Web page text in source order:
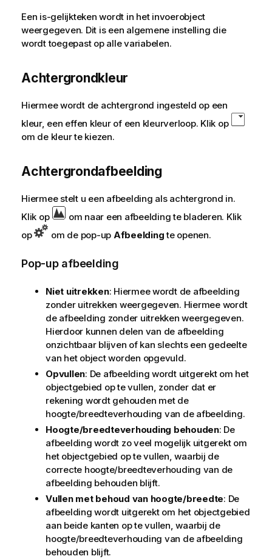
Een is-gelijkteken wordt in het invoerobject
weergegeven. Dit is een algemene instelling die
wordt toegepast op alle variabelen.
Achtergrondkleur
Hiermee wordt de achtergrond ingesteld op een
kleur, een effen kleur of een kleurverloop. Klik op
om de kleur te kiezen.
Achtergrondafbeelding
Hiermee stelt u een afbeelding als achtergrond in.
Klik op
om naar een afbeelding te bladeren. Klik
op
om de pop-up Afbeeldingte openen.
Pop-up afbeelding
Niet uitrekken: Hiermee wordt de afbeelding
zonder uitrekken weergegeven. Hiermee wordt
de afbeelding zonder uitrekken weergegeven.
Hierdoor kunnen delen van de afbeelding
onzichtbaar blijven of kan slechts een gedeelte
van het object worden opgevuld.
Opvullen: De afbeelding wordt uitgerekt om het
objectgebied op te vullen, zonder dat er
rekening wordt gehouden met de
hoogte/breedteverhouding van de afbeelding.
Hoogte/breedteverhouding behouden: De
afbeelding wordt zo veel mogelijk uitgerekt om
het objectgebied op te vullen, waarbij de
correcte hoogte/breedteverhouding van de
afbeelding behouden blijft.
Vullen met behoud van hoogte/breedte: De
afbeelding wordt uitgerekt om het objectgebied
aan beide kanten op te vullen, waarbij de
hoogte/breedteverhouding van de afbeelding
behouden blijft.